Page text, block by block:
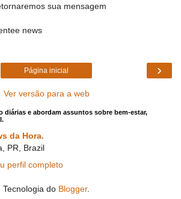
sua mensagem
news
›
Página inicial
Ver versão para a web
diárias e abordam assuntos sobre bem-estar,
da Hora.
PR, Brazil
perfil completo
Tecnologia do Blogger.